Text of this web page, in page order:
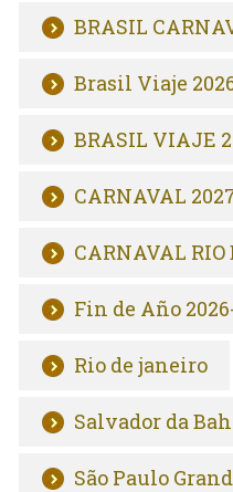
BRASIL
Brasil Viaje
BRASIL VIAJE
CARNAVAL
CARNAVAL RIO
Fin de Año
Rio de janeiro
Salvador da
São Paulo